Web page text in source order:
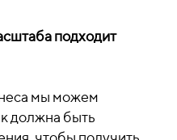
подходит
мы можем
должна быть